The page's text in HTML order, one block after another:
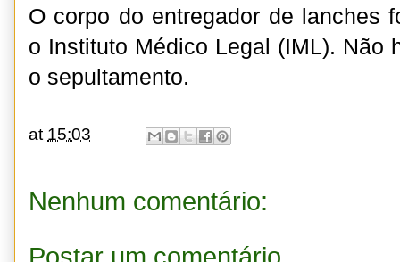
O corpo do entregador de lanches
o Instituto Médico Legal (IML). Não
o sepultamento.
at 15:03
Nenhum comentário:
Postar um comentário